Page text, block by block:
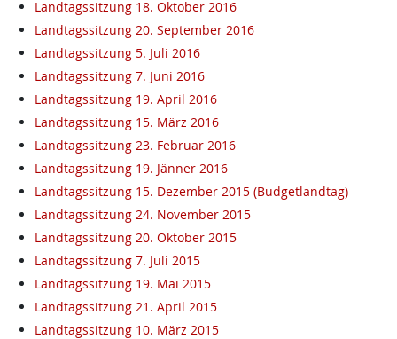
Landtagssitzung 18. Oktober 2016
Landtagssitzung 20. September 2016
Landtagssitzung 5. Juli 2016
Landtagssitzung 7. Juni 2016
Landtagssitzung 19. April 2016
Landtagssitzung 15. März 2016
Landtagssitzung 23. Februar 2016
Landtagssitzung 19. Jänner 2016
Landtagssitzung 15. Dezember 2015 (Budgetlandtag)
Landtagssitzung 24. November 2015
Landtagssitzung 20. Oktober 2015
Landtagssitzung 7. Juli 2015
Landtagssitzung 19. Mai 2015
Landtagssitzung 21. April 2015
Landtagssitzung 10. März 2015